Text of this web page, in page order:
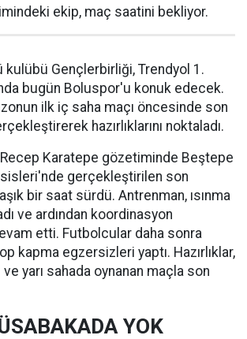
ekip, maç saatini bekliyor.
kulübü Gençlerbirliği, Trendyol 1.
bugün Boluspor'u konuk edecek.
ilk iç saha maçı öncesinde son
hazırlıklarını noktaladı.
Karatepe gözetiminde Beştepe
gerçekleştirilen son
bir saat sürdü. Antrenman, ısınma
ve ardından koordinasyon
etti. Futbolcular daha sonra
kapma egzersizleri yaptı. Hazırlıklar,
yarı sahada oynanan maçla son
YOK